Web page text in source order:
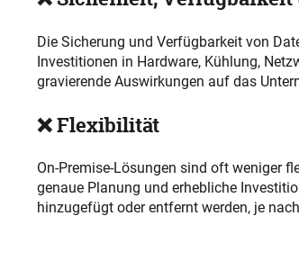
Die Sicherung und Verfügbarkeit von
Investitionen in Hardware, Kühlung,
gravierende Auswirkungen auf das
❌ Flexibilität
On-Premise-Lösungen sind oft weniger
genaue Planung und erhebliche
hinzugefügt oder entfernt werden, je